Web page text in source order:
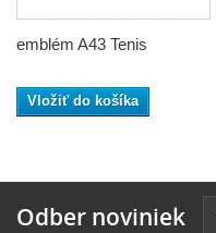
emblém A43 Tenis
Vložiť do košíka
Odber noviniek